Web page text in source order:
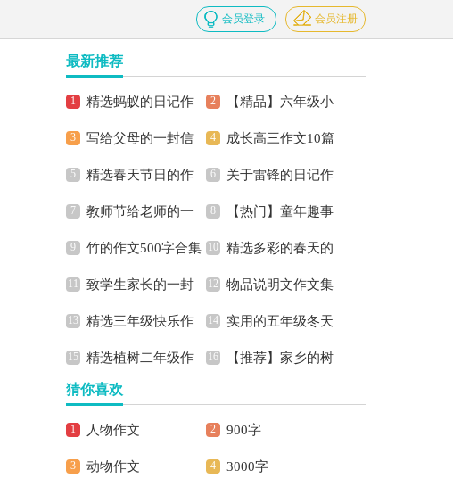
会员登录 会员注册
最新推荐
精选蚂蚁的日记作
文合集9篇
【精品】六年级小
学生作文300字三篇
写给父母的一封信 成长高三作文10篇
精选春天节日的作
文三篇
关于雷锋的日记作
文合集五篇
教师节给老师的一
封信
【热门】童年趣事
记叙文
竹的作文500字合集
六篇
精选多彩的春天的
作文500字3篇
致学生家长的一封
信
物品说明文作文集
锦6篇
精选三年级快乐作
文6篇
实用的五年级冬天
作文300字锦集十篇
精选植树二年级作
文300字汇编五篇
【推荐】家乡的树
猜你喜欢
人物作文 900字
动物作文 3000字